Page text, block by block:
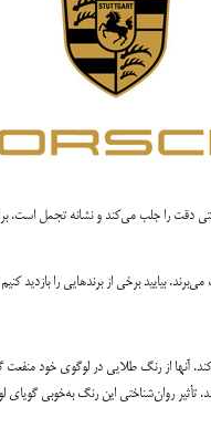
بیایید برخی از برندهایی را بازدید
آنها از رنگ طلایی در لوگوی خود منفعت
تأثیر روان‌شناختی این رنگ به‌خوبی